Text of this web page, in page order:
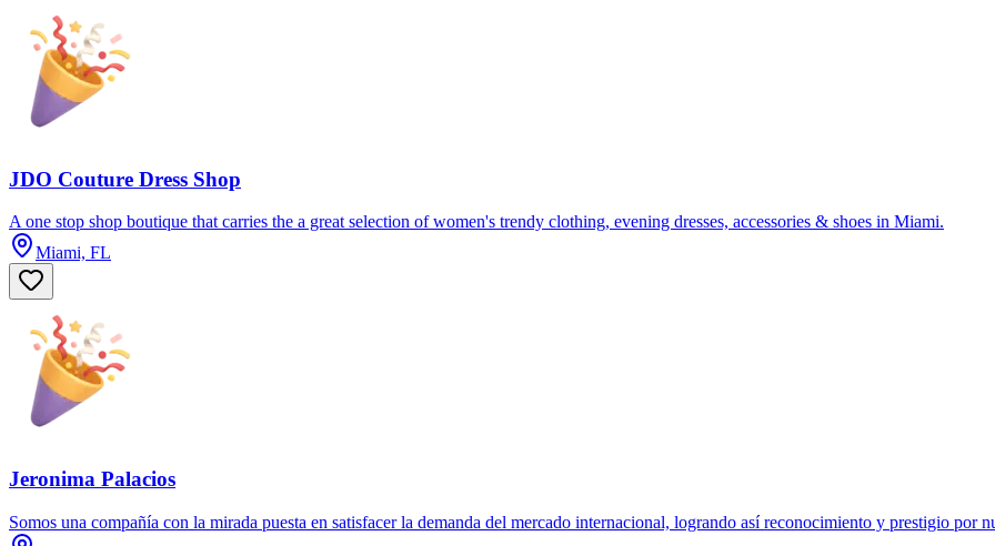
JDO Couture Dress Shop
A one stop shop boutique that carries the a great selection of women's trendy clothing, evening dresses, accessories & shoes in Miami.
Miami, FL
Jeronima Palacios
Somos una compañía con la mirada puesta en satisfacer la demanda del mercado internacional, logrando así reconocimiento y prestigio por